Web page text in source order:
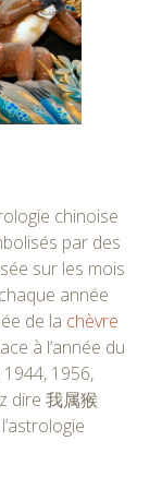
chinoise
par des
sur les mois
année
de la chèvre
à l’année du
1956,
dire 我属猴